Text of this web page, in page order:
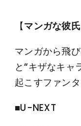
【マンガな彼
マンガから飛
と“キザなキャ
起こすファン
■U-NEXT